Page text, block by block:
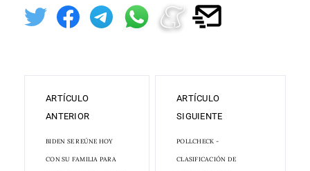
ARTÍCULO
ANTERIOR
BIDEN SE REÚNE HOY
CON SU FAMILIA PARA
ARTÍCULO
SIGUIENTE
POLLCHECK -
CLASIFICACIÓN DE